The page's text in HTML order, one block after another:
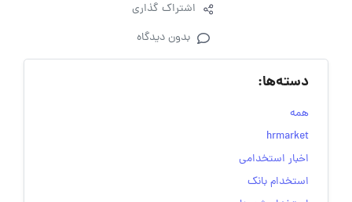
اشتراک گذاری
بدون دیدگاه
دسته‌ها:
همه
hrmarket
اخبار استخدامی
استخدام بانک